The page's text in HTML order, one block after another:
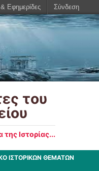
του
της Ιστορίας...
ΙΣΤΟΡΙΚΩΝ ΘΕΜΑΤΩΝ
Εφημερίδες Σύνδεση